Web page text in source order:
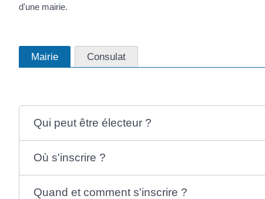
d'une mairie.
Mairie Consulat
Qui peut être électeur ?
Où s'inscrire ?
Quand et comment s'inscrire ?